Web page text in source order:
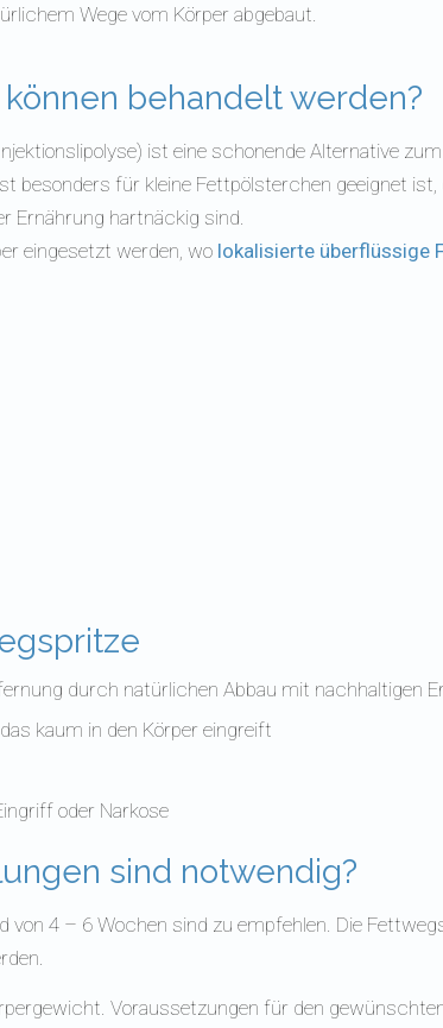
Wege vom Körper abgebaut.
behandelt werden?
ist eine schonende Alternative zum
besonders für kleine Fettpölsterchen geeignet
Ernährung hartnäckig sind.
eingesetzt werden, wo lokalisierte überflüssige
durch natürlichen Abbau mit nachhaltigen
kaum in den Körper eingreift
oder Narkose
sind notwendig?
von 4 – 6 Wochen sind zu empfehlen. Die
Voraussetzungen für den